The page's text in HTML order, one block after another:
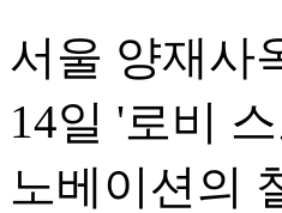
서울 양재사
14일 '로비
노베이션의